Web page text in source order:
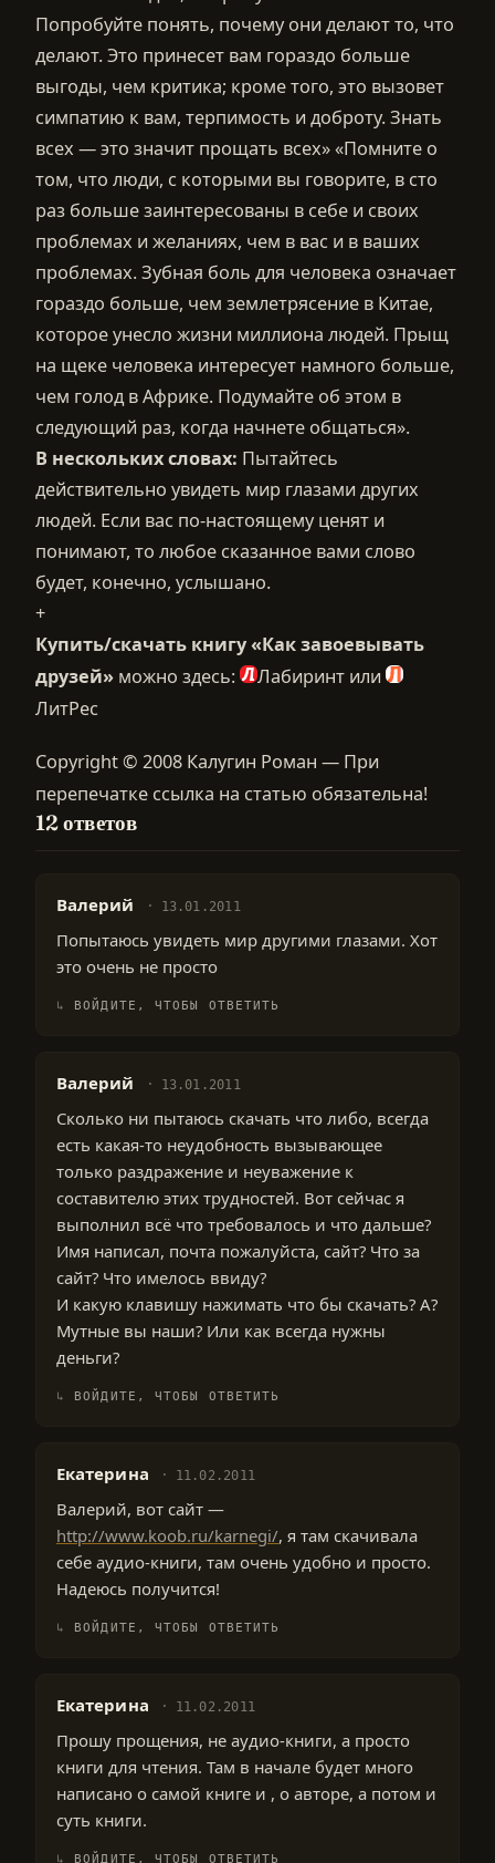
Попробуйте понять, почему они делают то, что
делают. Это принесет вам гораздо больше
выгоды, чем критика; кроме того, это вызовет
симпатию к вам, терпимость и доброту. Знать
всех — это значит прощать всех» «Помните о
том, что люди, с которыми вы говорите, в сто
раз больше заинтересованы в себе и своих
проблемах и желаниях, чем в вас и в ваших
проблемах. Зубная боль для человека означает
гораздо больше, чем землетрясение в Китае,
которое унесло жизни миллиона людей. Прыщ
на щеке человека интересует намного больше,
чем голод в Африке. Подумайте об этом в
следующий раз, когда начнете общаться».
В нескольких словах: Пытайтесь
действительно увидеть мир глазами других
людей. Если вас по-настоящему ценят и
понимают, то любое сказанное вами слово
будет, конечно, услышано.
+
Купить/скачать книгу «Как завоевывать
друзей» можно здесь:
Лабиринт или
ЛитРес
Copyright © 2008 Калугин Роман — При
перепечатке ссылка на статью обязательна!
12 ответов
Валерий 13.01.2011
Попытаюсь увидеть мир другими глазами. Хот
это очень не просто
ВОЙДИТЕ, ЧТОБЫ ОТВЕТИТЬ
Валерий 13.01.2011
Сколько ни пытаюсь скачать что либо, всегда
есть какая-то неудобность вызывающее
только раздражение и неуважение к
составителю этих трудностей. Вот сейчас я
выполнил всё что требовалось и что дальше?
Имя написал, почта пожалуйста, сайт? Что за
сайт? Что имелось ввиду?
И какую клавишу нажимать что бы скачать? А?
Мутные вы наши? Или как всегда нужны
деньги?
ВОЙДИТЕ, ЧТОБЫ ОТВЕТИТЬ
Екатерина 11.02.2011
Валерий, вот сайт —
http://www.koob.ru/karnegi/, я там скачивала
себе аудио-книги, там очень удобно и просто.
Надеюсь получится!
ВОЙДИТЕ, ЧТОБЫ ОТВЕТИТЬ
Екатерина 11.02.2011
Прошу прощения, не аудио-книги, а просто
книги для чтения. Там в начале будет много
написано о самой книге и , о авторе, а потом и
суть книги.
ВОЙДИТЕ, ЧТОБЫ ОТВЕТИТЬ